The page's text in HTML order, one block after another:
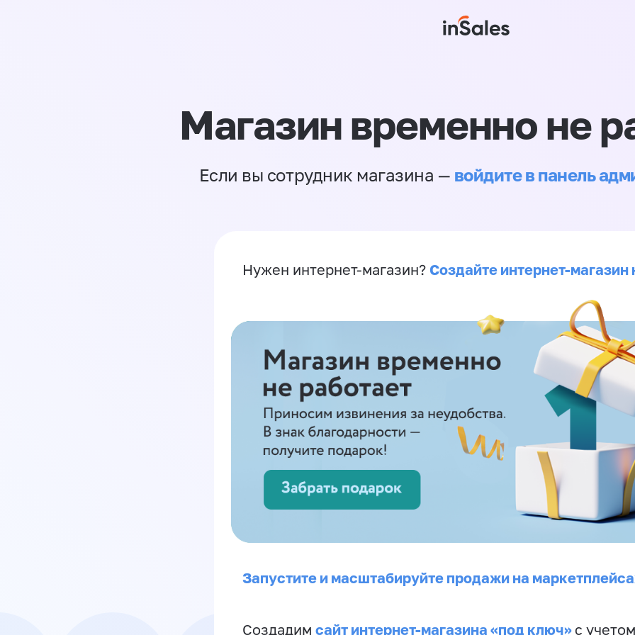
Магазин временно не
Если вы сотрудник магазина — войдите в панель
Нужен интернет-магазин? Создайте интернет-магазин
Запустите и масштабируйте продажи на
Создадим сайт интернет-магазина «под ключ» с учетом